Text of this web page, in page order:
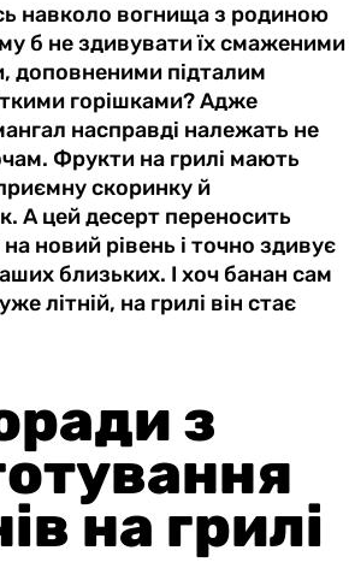
навколо вогнища з родиною
б не здивувати їх смаженими
доповненими підталим
горішками? Адже
насправді належать не
Фрукти на грилі мають
скоринку й
А цей десерт переносить
новий рівень і точно здивує
близьких. І хоч банан сам
літній, на грилі він стає
з
на грилі